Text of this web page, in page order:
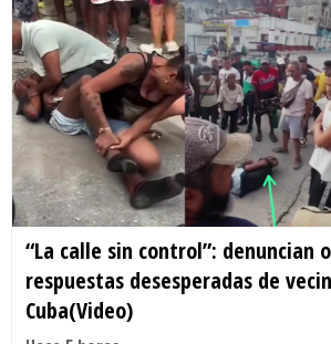
“La calle sin control”: denuncian
respuestas desesperadas de
Cuba(Video)